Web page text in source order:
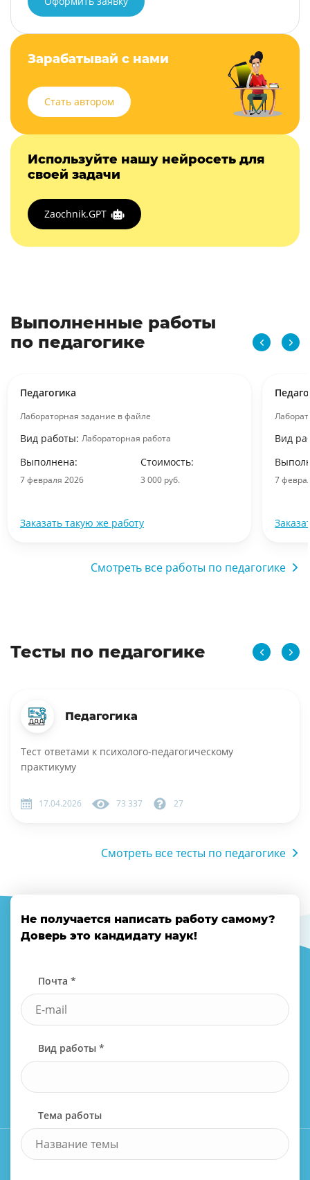
Зарабатывай с нами
Стать автором
Используйте нашу нейросеть для
своей задачи
Zaochnik.GPT
Выполненные работы
по педагогике
Педагогика
Лабораторная задание в файле
Вид работы: Лабораторная работа
Выполнена:
7 февраля 2026
Стоимость:
3 000 руб.
Заказать такую же работу
Вид
7
Смотреть все работы по педагогике
Тесты по педагогике
Педагогика
Тест ответами к психолого-педагогическому
практикуму
17.04.2026 73 337 27
Смотреть все тесты по педагогике
Не получается написать работу самому?
Доверь это кандидату наук!
Почта *
Вид работы *
Тема работы